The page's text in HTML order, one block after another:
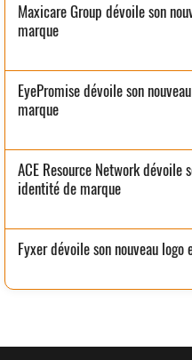
Maxicare Group dévoile son
marque
EyePromise dévoile son
marque
ACE Resource Network dévoile
identité de marque
Fyxer dévoile son nouveau